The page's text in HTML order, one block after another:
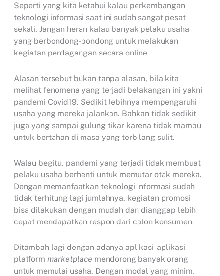
Seperti yang kita ketahui kalau perkembangan
teknologi informasi saat ini sudah sangat pesat
sekali. Jangan heran kalau banyak pelaku usaha
yang berbondong-bondong untuk melakukan
kegiatan perdagangan secara online.
Alasan tersebut bukan tanpa alasan, bila kita
melihat fenomena yang terjadi belakangan ini yakni
pandemi Covid19. Sedikit lebihnya mempengaruhi
usaha yang mereka jalankan. Bahkan tidak sedikit
juga yang sampai gulung tikar karena tidak mampu
untuk bertahan di masa yang terbilang sulit.
Walau begitu, pandemi yang terjadi tidak membuat
pelaku usaha berhenti untuk memutar otak mereka.
Dengan memanfaatkan teknologi informasi sudah
tidak terhitung lagi jumlahnya, kegiatan promosi
bisa dilakukan dengan mudah dan dianggap lebih
cepat mendapatkan respon dari calon konsumen.
Ditambah lagi dengan adanya aplikasi-aplikasi
platform marketplace mendorong banyak orang
untuk memulai usaha. Dengan modal yang minim,